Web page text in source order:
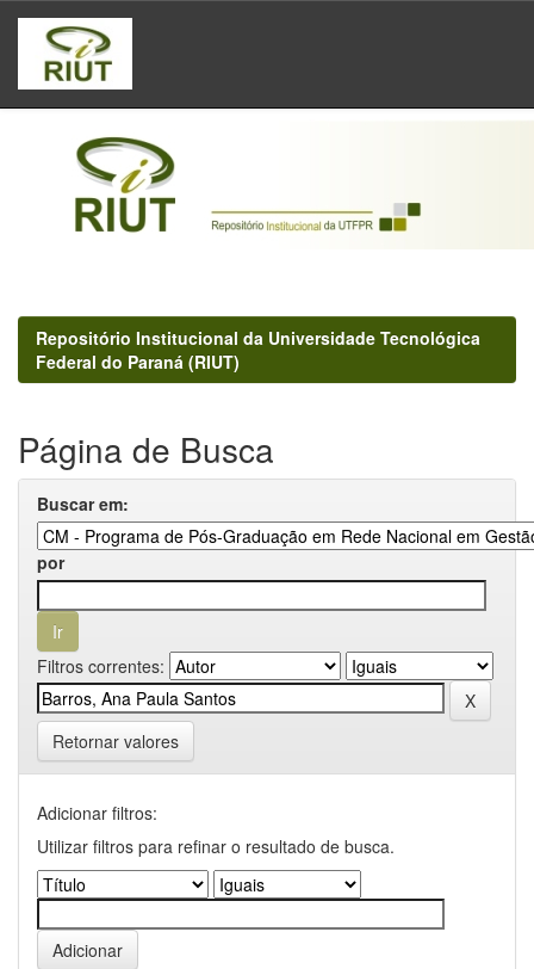
Skip
navigation
Repositório Institucional da Universidade Tecnológica
Federal do Paraná (RIUT)
Página de Busca
Buscar em:
por
Filtros correntes:
Retornar valores
Adicionar filtros:
Utilizar filtros para refinar o resultado de busca.